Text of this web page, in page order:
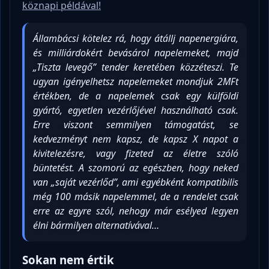
köznapi példával!
Állambácsi kötelez rá, hogy átállj napenergiára,
és milliárdokért bevásárol napelemeket, majd
„Tiszta levegő” tender keretében közzéteszi. Te
ugyan igényelhetsz napelemeket mondjuk 2MFt
értékben, de a napelemek csak egy külföldi
gyártó, egyetlen vezérlőjével használható csak.
Erre viszont semmilyen támogatást, se
kedvezményt nem kapsz, de kapsz X napot a
kivitelezésre, vagy fizeted az életre szóló
büntetést. A szomorú az egészben, hogy neked
van „saját vezérlőd”, ami egyébként kompatibilis
még 100 másik napelemmel, de a rendelet csak
erre az egyre szól, nehogy már esélyed legyen
élni bármilyen alternatívával…
Sokan nem értik